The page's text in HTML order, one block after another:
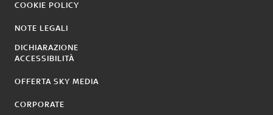
COOKIE POLICY
NOTE LEGALI
DICHIARAZIONE
ACCESSIBILITÀ
OFFERTA SKY MEDIA
CORPORATE